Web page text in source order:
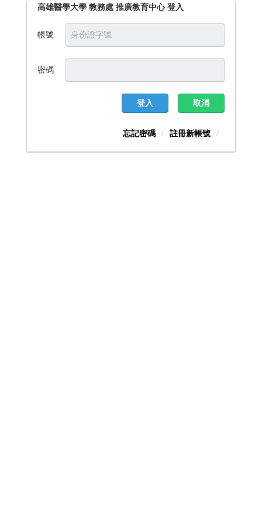
高雄醫學大學 教務處 推廣教育中心 登入
帳號
密碼
取消
登入
忘記密碼 註冊新帳號